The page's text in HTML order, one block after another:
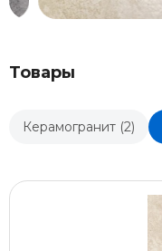
Товары
Керамогранит (2)